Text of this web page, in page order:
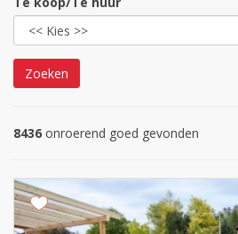
Zoeken
8436 onroerend goed gevonden